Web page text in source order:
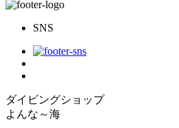
SNS
ダイビングショップ
よんな～海